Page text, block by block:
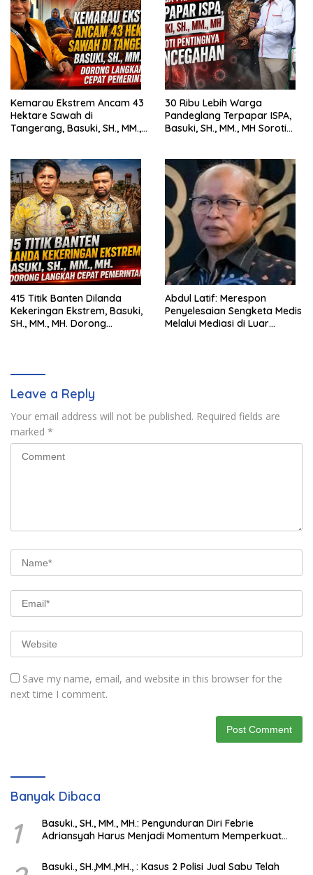
Kemarau Ekstrem Ancam 43
Hektare Sawah di
Tangerang, Basuki, SH., MM.,
30 Ribu Lebih Warga
Pandeglang Terpapar ISPA,
Basuki, SH., MM., MH Soroti
415 Titik Banten Dilanda
Kekeringan Ekstrem, Basuki,
SH., MM., MH. Dorong
Abdul Latif: Merespon
Penyelesaian Sengketa Medis
Melalui Mediasi di Luar
Leave a Reply
Your email address will not be published. Required fields are
marked *
Save my name, email, and website in this browser for the
next time I comment.
Banyak Dibaca
1
Basuki., SH., MM., MH.: Pengunduran Diri Febrie
Adriansyah Harus Menjadi Momentum Memperkuat
Basuki., SH.,MM.,MH., : Kasus 2 Polisi Jual Sabu Telah